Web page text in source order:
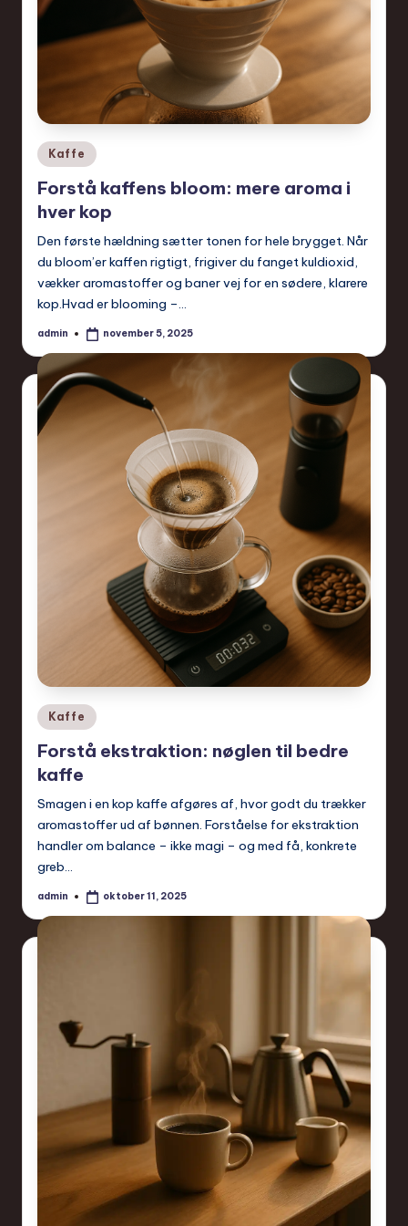
Posted
in
Kaffe
Forstå kaffens bloom: mere aroma i
hver kop
Den første hældning sætter tonen for hele brygget. Når
du bloom’er kaffen rigtigt, frigiver du fanget kuldioxid,
vækker aromastoffer og baner vej for en sødere, klarere
kop.Hvad er blooming –…
Posted
admin november 5, 2025
Posted
in
Kaffe
Forstå ekstraktion: nøglen til bedre
kaffe
Smagen i en kop kaffe afgøres af, hvor godt du trækker
aromastoffer ud af bønnen. Forståelse for ekstraktion
handler om balance – ikke magi – og med få, konkrete
greb…
Posted
admin oktober 11, 2025